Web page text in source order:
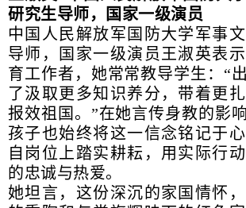
研究生导师，国家一级演员
中国人民解放军国防大学军事
导师，国家一级演员王淑英表
育工作者，她常常教导学生：“
了汲取更多知识养分，带着更
报效祖国。”在她言传身教的影
孩子也始终将这一信念铭记于
自岗位上踏实耕耘，用实际行
的忠诚与热爱。
她坦言，这份深沉的家国情怀